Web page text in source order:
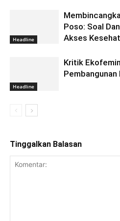
Headline
Poso: Soal
Akses
Headline
Kritik
Pembangunan
Tinggalkan Balasan